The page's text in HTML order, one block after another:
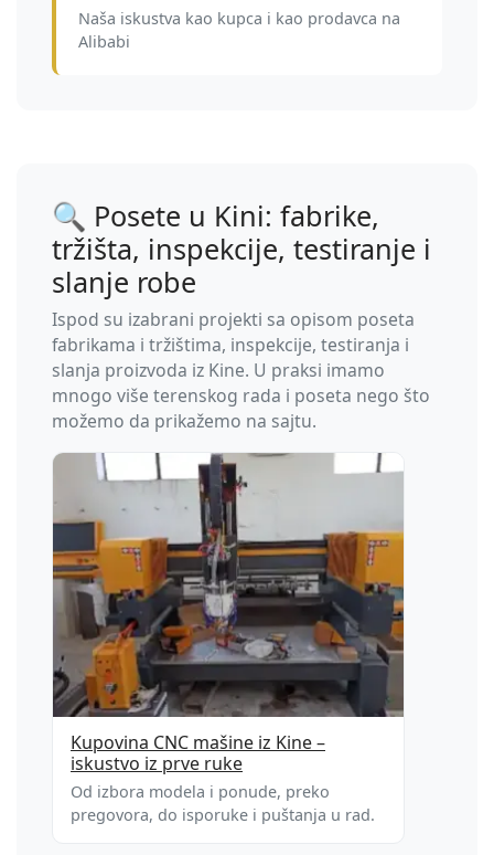
Naša iskustva kao kupca i kao prodavca na
Alibabi
🔍 Posete u Kini: fabrike,
tržišta, inspekcije, testiranje i
slanje robe
Ispod su izabrani projekti sa opisom poseta
fabrikama i tržištima, inspekcije, testiranja i
slanja proizvoda iz Kine. U praksi imamo
mnogo više terenskog rada i poseta nego što
možemo da prikažemo na sajtu.
Kupovina CNC mašine iz Kine –
iskustvo iz prve ruke
Od izbora modela i ponude, preko
pregovora, do isporuke i puštanja u rad.